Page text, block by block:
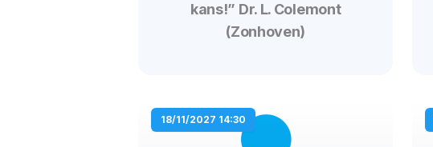
kans!” Dr. L. Colemont
(Zonhoven)
18/11/2027 14:30